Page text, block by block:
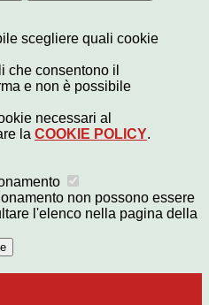
scegliere quali cookie
che consentono il
e non è possibile
necessari al
la COOKIE POLICY.
non possono essere
l'elenco nella pagina della